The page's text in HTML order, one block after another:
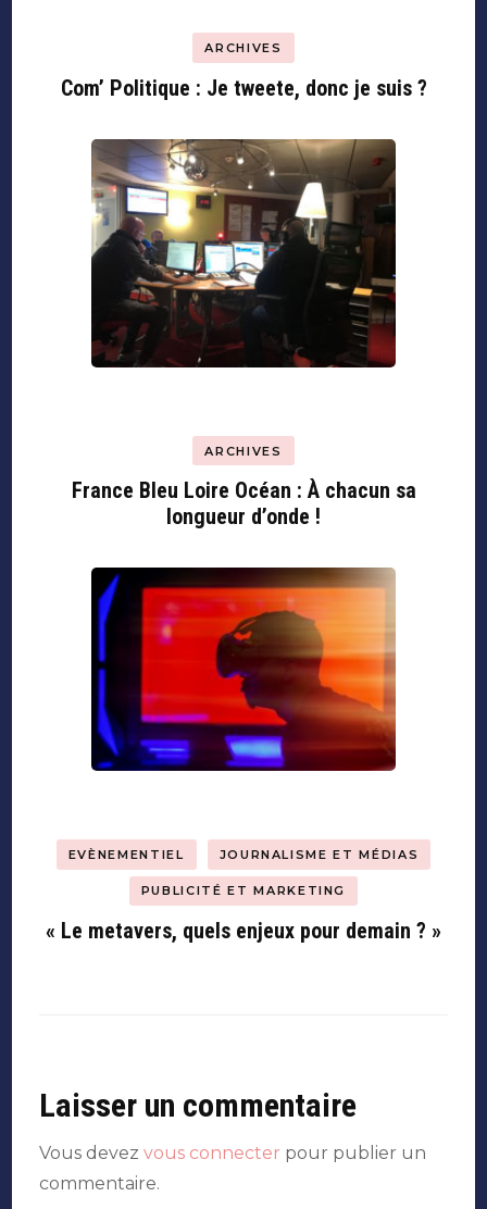
ARCHIVES
Com’ Politique : Je tweete, donc je suis ?
ARCHIVES
France Bleu Loire Océan : À chacun sa
longueur d’onde !
EVÈNEMENTIEL JOURNALISME ET MÉDIAS
PUBLICITÉ ET MARKETING
« Le metavers, quels enjeux pour demain ? »
Laisser un commentaire
Vous devezvous connecter pour publier un
commentaire.